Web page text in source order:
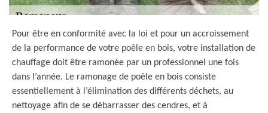
Pour être en conformité avec la loi et pour un accroissement
de la performance de votre poêle en bois, votre installation de
chauffage doit être ramonée par un professionnel une fois
dans l’année. Le ramonage de poêle en bois consiste
essentiellement à l’élimination des différents déchets, au
nettoyage afin de se débarrasser des cendres, et à